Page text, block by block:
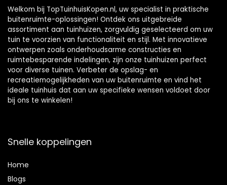
Welkom bij TopTuinhuisKopen.nl, uw specialist in praktische
buitenruimte-oplossingen! Ontdek ons uitgebreide
assortiment aan tuinhuizen, zorgvuldig geselecteerd om uw
tuin te voorzien van functionaliteit en stijl. Met innovatieve
ontwerpen zoals onderhoudsarme constructies en
ruimtebesparende indelingen, zijn onze tuinhuizen perfect
voor diverse tuinen. Verbeter de opslag- en
recreatiemogelijkheden van uw buitenruimte en vind het
ideale tuinhuis dat aan uw specifieke wensen voldoet door
bij ons te winkelen!
Snelle koppelingen
Home
Blogs